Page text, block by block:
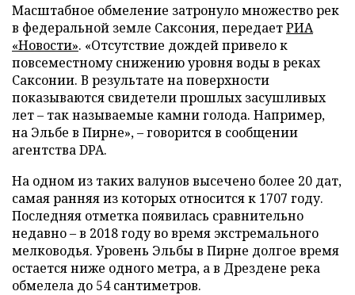
Масштабное обмеление затронуло множество рек
в федеральной земле Саксония, передаетРИА
«Новости». «Отсутствие дождей привело к
повсеместному снижению уровня воды в реках
Саксонии. В результате на поверхности
показываются свидетели прошлых засушливых
лет – так называемые камни голода. Например,
на Эльбе в Пирне», – говорится в сообщении
агентства DPA.
На одном из таких валунов высечено более 20 дат,
самая ранняя из которых относится к 1707 году.
Последняя отметка появилась сравнительно
недавно – в 2018 году во время экстремального
мелководья. Уровень Эльбы в Пирне долгое время
остается ниже одного метра, а в Дрездене река
обмелела до 54 сантиметров.